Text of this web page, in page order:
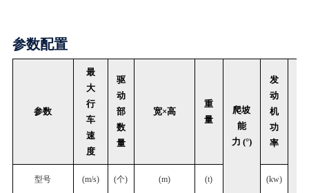
参数配置
参数
最
大
行
车
速
度
驱
动
部
数
量
宽×高
重
量
爬坡
能
力 (°)
发
动
机
功
率
型号 (m/s) (个) (m) (t) (kw)